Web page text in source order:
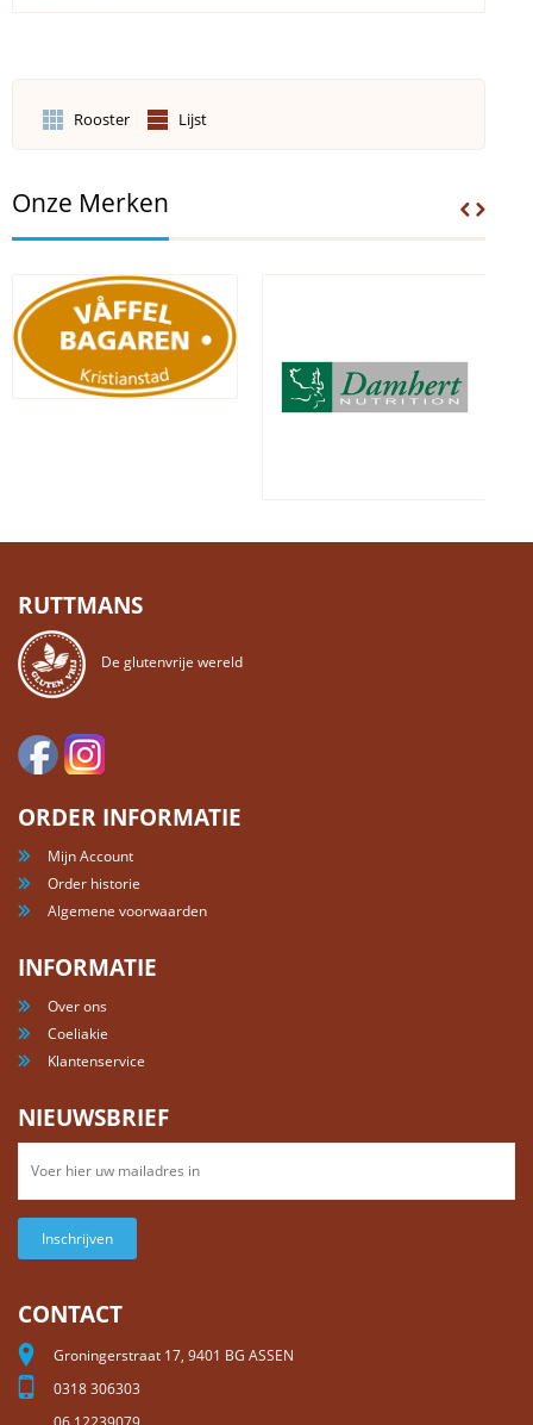
Rooster Lijst
Onze Merken
RUTTMANS
De glutenvrije wereld
ORDER INFORMATIE
Mijn Account
Order historie
Algemene voorwaarden
INFORMATIE
Over ons
Coeliakie
Klantenservice
NIEUWSBRIEF
Inschrijven
CONTACT
Groningerstraat 17, 9401 BG ASSEN
0318 306303